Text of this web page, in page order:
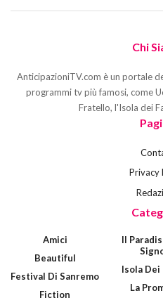
Chi
AnticipazioniTV.com è un portale
programmi tv più famosi, come
Fratello, l'Isola dei
Privacy
Amici
Beautiful
Festival Di Sanremo
Fiction
Il
Isola Dei
La